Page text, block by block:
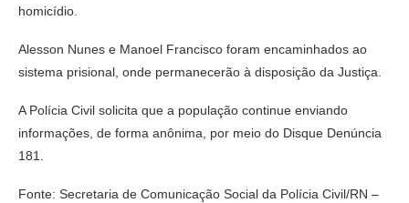
homicídio.
Alesson Nunes e Manoel Francisco foram encaminhados ao
sistema prisional, onde permanecerão à disposição da Justiça.
A Polícia Civil solicita que a população continue enviando
informações, de forma anônima, por meio do Disque Denúncia
181.
Fonte: Secretaria de Comunicação Social da Polícia Civil/RN –